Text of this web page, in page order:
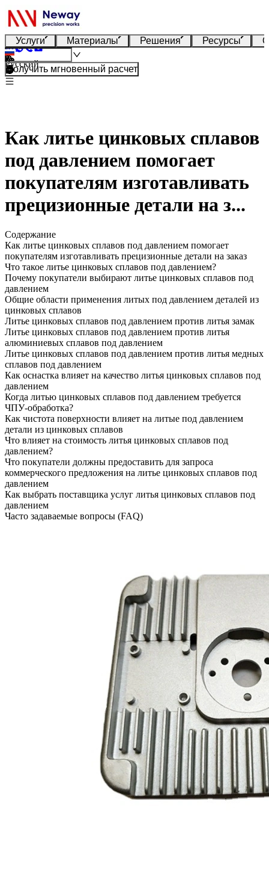
Услуги Материалы Решения Ресурсы
Русский
Получить мгновенный расчет
Как литье цинковых сплавов
под давлением помогает
покупателям изготавливать
прецизионные детали на з...
Содержание
Как литье цинковых сплавов под давлением помогает
покупателям изготавливать прецизионные детали на заказ
Что такое литье цинковых сплавов под давлением?
Почему покупатели выбирают литье цинковых сплавов под
давлением
Общие области применения литых под давлением деталей из
цинковых сплавов
Литье цинковых сплавов под давлением против литья замак
Литье цинковых сплавов под давлением против литья
алюминиевых сплавов под давлением
Литье цинковых сплавов под давлением против литья медных
сплавов под давлением
Как оснастка влияет на качество литья цинковых сплавов под
давлением
Когда литью цинковых сплавов под давлением требуется
ЧПУ-обработка?
Как чистота поверхности влияет на литые под давлением
детали из цинковых сплавов
Что влияет на стоимость литья цинковых сплавов под
давлением?
Что покупатели должны предоставить для запроса
коммерческого предложения на литье цинковых сплавов под
давлением
Как выбрать поставщика услуг литья цинковых сплавов под
давлением
Часто задаваемые вопросы (FAQ)